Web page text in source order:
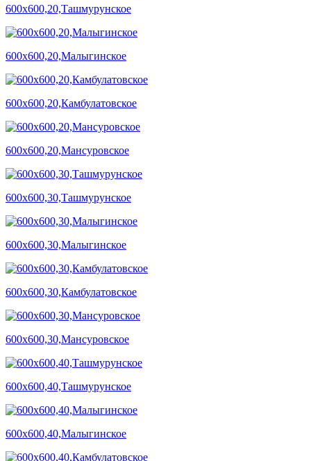
600х600,20,Ташмурунское
600х600,20,Малыгинское
600х600,20,Камбулатовское
600х600,20,Мансуровское
600х600,30,Ташмурунское
600х600,30,Малыгинское
600х600,30,Камбулатовское
600х600,30,Мансуровское
600х600,40,Ташмурунское
600х600,40,Малыгинское